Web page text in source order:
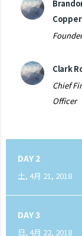
Clark
Chief
Officer
DAY 2
土, 4月 21, 2018
DAY 3
日, 4月 22, 2018